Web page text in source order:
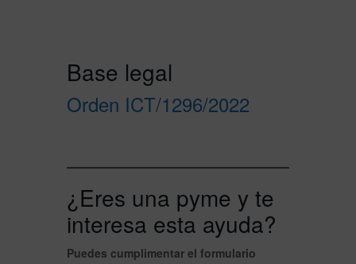
Base legal
Orden ICT/1296/2022
¿Eres una pyme y te
interesa esta ayuda?
Puedes cumplimentar el formulario